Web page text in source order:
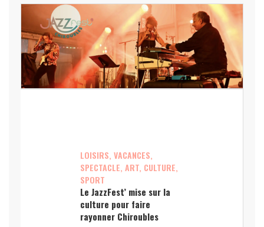
LOISIRS, VACANCES,
SPECTACLE, ART, CULTURE,
SPORT
Le JazzFest’ mise sur la
culture pour faire
rayonner Chiroubles